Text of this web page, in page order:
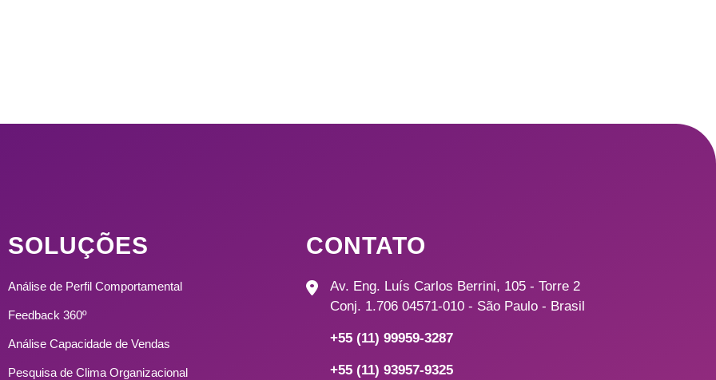
SOLUÇÕES
Análise de Perfil Comportamental
Feedback 360º
Análise Capacidade de Vendas
Pesquisa de Clima Organizacional
CONTATO
Av. Eng. Luís Carlos Berrini, 105 - Torre 2
Conj. 1.706 04571-010 - São Paulo - Brasil
+55 (11) 99959-3287
+55 (11) 93957-9325